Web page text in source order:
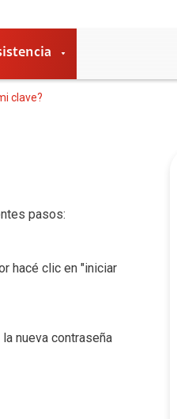
clave?
pasos:
hacé clic en "iniciar
nueva contraseña